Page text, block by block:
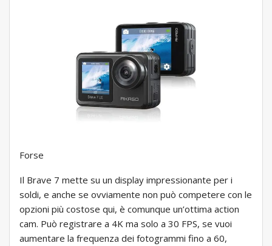
Forse
Il Brave 7 mette su un display impressionante per i
soldi, e anche se ovviamente non può competere con le
opzioni più costose qui, è comunque un’ottima action
cam. Può registrare a 4K ma solo a 30 FPS, se vuoi
aumentare la frequenza dei fotogrammi fino a 60,